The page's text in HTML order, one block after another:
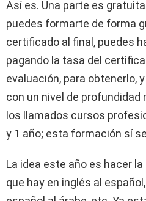
Así es. Una parte es
puedes formarte de forma
certificado al final, puedes
pagando la tasa del
evaluación, para obtenerlo,
con un nivel de profundidad
los llamados cursos
y 1 año; esta formación sí
La idea este año es hacer
que hay en inglés al